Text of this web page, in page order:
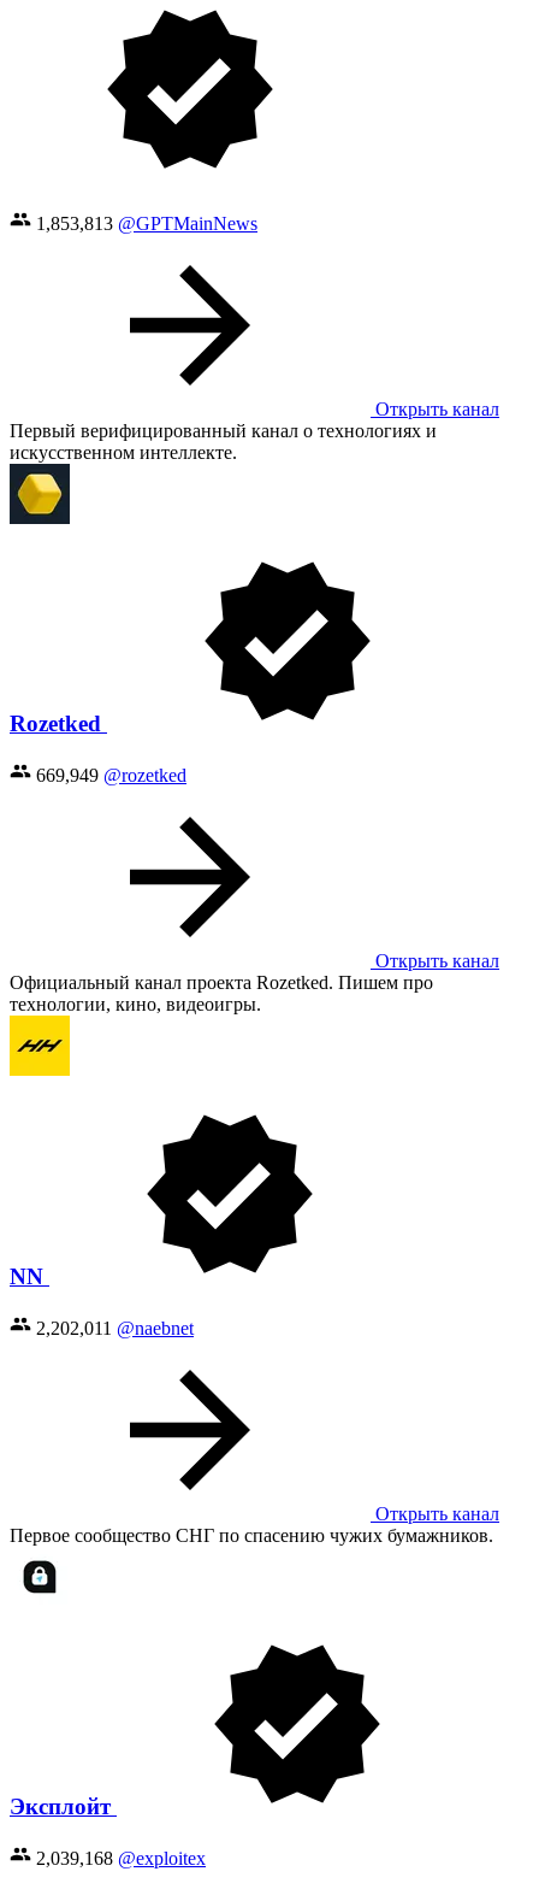
1,853,813 @GPTMainNews
Открыть канал
Первый верифицированный канал о технологиях и
искусственном интеллекте.
Rozetked
669,949 @rozetked
Открыть канал
Официальный канал проекта Rozetked. Пишем про
технологии, кино, видеоигры.
NN
2,202,011 @naebnet
Открыть канал
Первое сообщество СНГ по спасению чужих бумажников.
Эксплойт
2,039,168 @exploitex